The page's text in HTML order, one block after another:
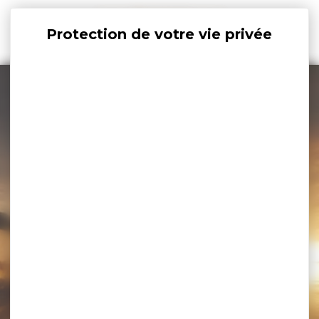
Panneau de gestion des cookies